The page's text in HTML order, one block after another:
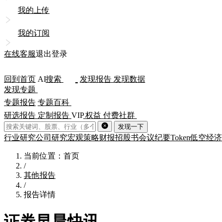
我的上传
我的订阅
在线客服退出登录
回到首页 AI搜索 发现报告 发现数据
发现专题
专题报告 专题百科
研选报告 定制报告 VIP权益 付费社群
发现一下
行业研究公司研究宏观策略财报招股书会议纪要Token低空经济
当前位置：首页
/
其他报告
/
报告详情